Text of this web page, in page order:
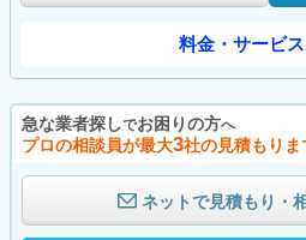
料金・サービ
急な業者探しでお困りの方へ
プロの相談員が最大3社の見積もり
ネットで見積もり・